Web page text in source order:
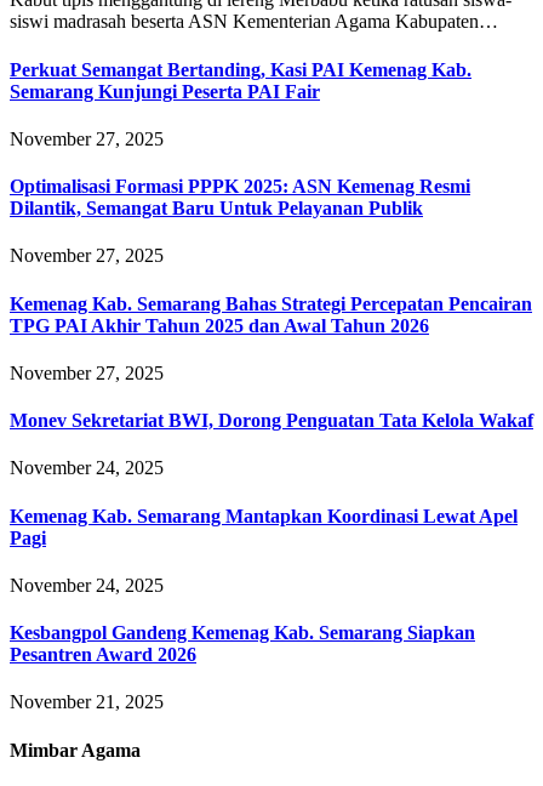
siswi madrasah beserta ASN Kementerian Agama Kabupaten…
Perkuat Semangat Bertanding, Kasi PAI Kemenag Kab.
Semarang Kunjungi Peserta PAI Fair
November 27, 2025
Optimalisasi Formasi PPPK 2025: ASN Kemenag Resmi
Dilantik, Semangat Baru Untuk Pelayanan Publik
November 27, 2025
Kemenag Kab. Semarang Bahas Strategi Percepatan Pencairan
TPG PAI Akhir Tahun 2025 dan Awal Tahun 2026
November 27, 2025
Monev Sekretariat BWI, Dorong Penguatan Tata Kelola Wakaf
November 24, 2025
Kemenag Kab. Semarang Mantapkan Koordinasi Lewat Apel
Pagi
November 24, 2025
Kesbangpol Gandeng Kemenag Kab. Semarang Siapkan
Pesantren Award 2026
November 21, 2025
Mimbar Agama